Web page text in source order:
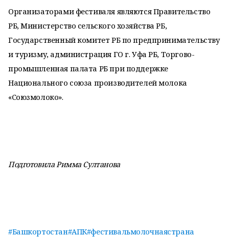
Организаторами фестиваля являются Правительство
РБ, Министерство сельского хозяйства РБ,
Государственный комитет РБ по предпринимательству
и туризму, администрация ГО г. Уфа РБ, Торгово-
промышленная палата РБ при поддержке
Национального союза производителей молока
«Союзмолоко».
Подготовила Римма Султанова
#Башкортостан#АПК#фестивальмолочнаястрана